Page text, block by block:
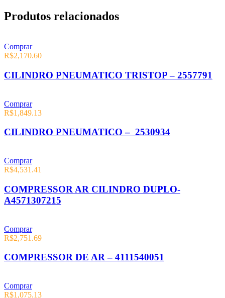
Produtos relacionados
Comprar
R$2,170.60
CILINDRO PNEUMATICO TRISTOP – 2557791
Comprar
R$1,849.13
CILINDRO PNEUMATICO – 2530934
Comprar
R$4,531.41
COMPRESSOR AR CILINDRO DUPLO-
A4571307215
Comprar
R$2,751.69
COMPRESSOR DE AR – 4111540051
Comprar
R$1,075.13